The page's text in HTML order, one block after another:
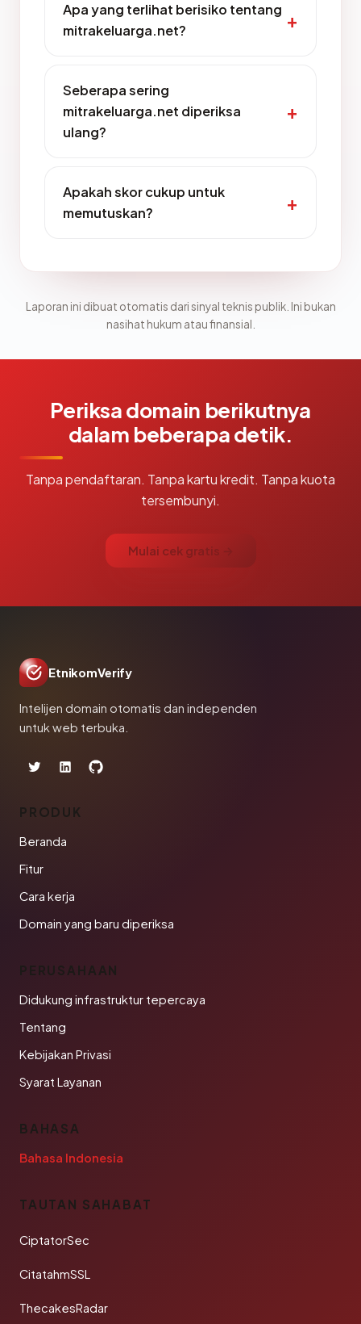
Apa yang terlihat berisiko tentang
mitrakeluarga.net?
Seberapa sering
mitrakeluarga.net diperiksa
ulang?
Apakah skor cukup untuk
memutuskan?
Laporan ini dibuat otomatis dari sinyal teknis publik. Ini bukan
nasihat hukum atau finansial.
Periksa domain berikutnya
dalam beberapa detik.
Tanpa pendaftaran. Tanpa kartu kredit. Tanpa kuota
tersembunyi.
Mulai cek gratis →
EtnikomVerify
Intelijen domain otomatis dan independen
untuk web terbuka.
PRODUK
Beranda
Fitur
Cara kerja
Domain yang baru diperiksa
PERUSAHAAN
Didukung infrastruktur tepercaya
Tentang
Kebijakan Privasi
Syarat Layanan
BAHASA
Bahasa Indonesia
TAUTAN SAHABAT
CiptatorSec
CitatahmSSL
ThecakesRadar